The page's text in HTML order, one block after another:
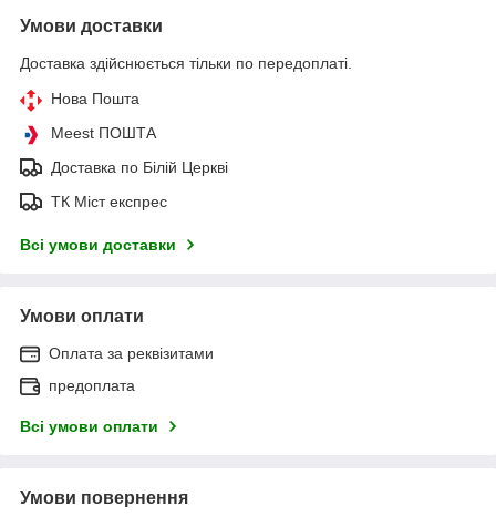
Умови доставки
Доставка здійснюється тільки по передоплаті.
Нова Пошта
Meest ПОШТА
Доставка по Білій Церкві
ТК Міст експрес
Всі умови доставки
Умови оплати
Оплата за реквізитами
предоплата
Всі умови оплати
Умови повернення